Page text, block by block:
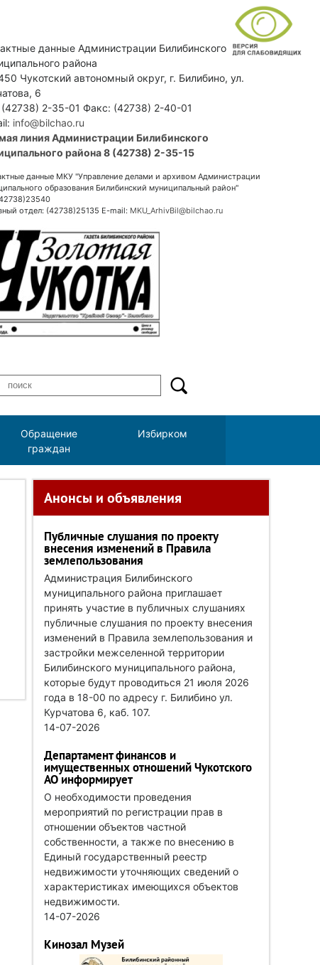
данные Администрации Билибинского
района
Чукотский автономный округ, г. Билибино, ул.
6
(42738) 2-35-01 Факс: (42738) 2-40-01
info@bilchao.ru
линия Администрации Билибинского
района 8 (42738) 2-35-15
данные МКУ "Управление делами и архивом Администрации
образования Билибинский муниципальный район"
отдел: (42738)25135 E-mail: MKU_ArhivBil@bilchao.ru
Обращение
граждан
Избирком
Анонсы и объявления
Публичные слушания по проекту
внесения изменений в Правила
землепользования
Администрация Билибинского
муниципального района приглашает
принять участие в публичных слушаниях
публичные слушания по проекту внесения
изменений в Правила землепользования и
застройки межселенной территории
Билибинского муниципального района,
которые будут проводиться 21 июля 2026
года в 18-00 по адресу г. Билибино ул.
Курчатова 6, каб. 107.
14-07-2026
Департамент финансов и
имущественных отношений Чукотского
АО информирует
О необходимости проведения
мероприятий по регистрации прав в
отношении объектов частной
собственности, а также по внесению в
Единый государственный реестр
недвижимости уточняющих сведений о
характеристиках имеющихся объектов
недвижимости.
14-07-2026
Кинозал Музей